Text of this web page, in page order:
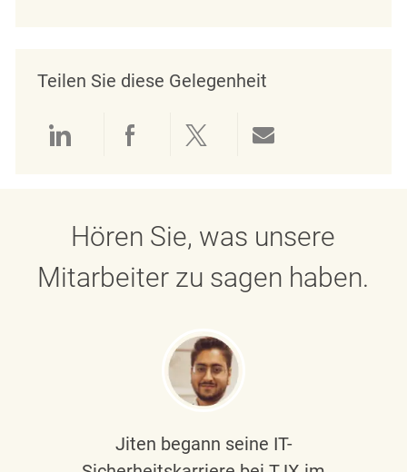
Teilen Sie diese Gelegenheit
Über LinkedIn teilen
Über Facebook teilen
Über Twitter teilen
Hören Sie, was unsere
Mitarbeiter zu sagen haben.
Jiten begann seine IT-